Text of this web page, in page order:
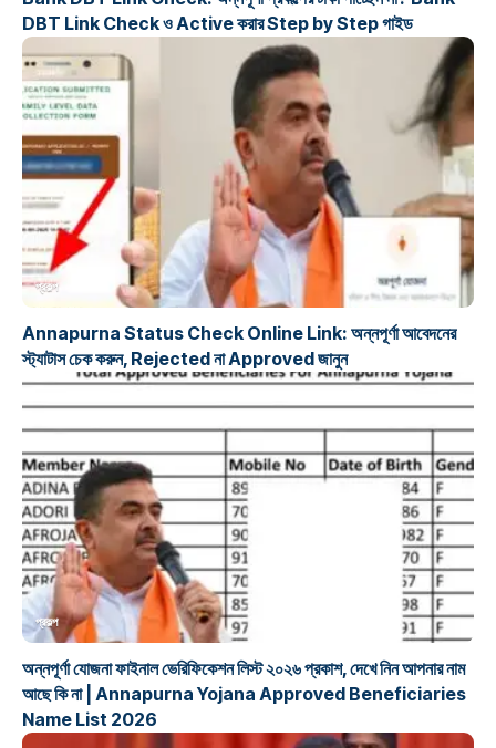
DBT Link Check ও Active করার Step by Step গাইড
প্রকল্প
Annapurna Status Check Online Link: অন্নপূর্ণা আবেদনের
স্ট্যাটাস চেক করুন, Rejected না Approved জানুন
প্রকল্প
অন্নপূর্ণা যোজনা ফাইনাল ভেরিফিকেশন লিস্ট ২০২৬ প্রকাশ, দেখে নিন আপনার নাম
আছে কি না | Annapurna Yojana Approved Beneficiaries
Name List 2026